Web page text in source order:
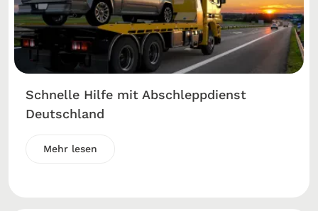
Schnelle Hilfe mit Abschleppdienst
Deutschland
Mehr lesen